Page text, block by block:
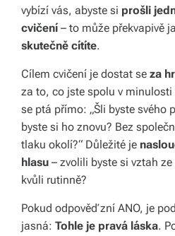
vybízí vás, abyste si prošli
cvičení – to může překvapivě
skutečně cítíte.
Cílem cvičení je dostat se za
za to, co jste spolu v minulosti
se ptá přímo: „Šli byste svého
byste si ho znovu? Bez
tlaku okolí?“ Důležité je
hlasu – zvolili byste si vztah
kvůli rutinně?
Pokud odpověď zní ANO, je
jasná: Tohle je pravá láska.